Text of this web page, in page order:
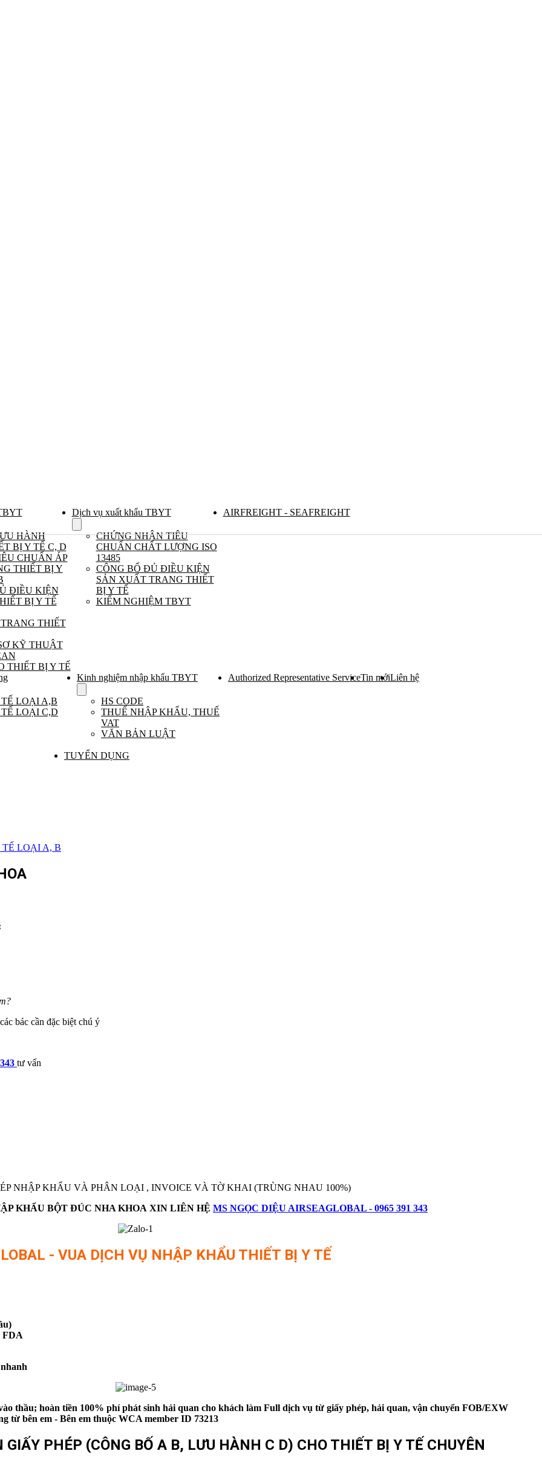
HÀNH
BỊ Y TẾ C, D
CHUẨN ÁP
THIẾT BỊ Y
ĐIỀU KIỆN
BỊ Y TẾ
THIẾT
KỸ THUẬT
THIẾT BỊ Y TẾ
Dịch vụ xuất khẩu TBYT
submenu
xuất
TBYT
CHỨNG NHẬN TIÊU
CHUẨN CHẤT LƯỢNG ISO
13485
CÔNG BỐ ĐỦ ĐIỀU KIỆN
SẢN XUẤT TRANG THIẾT
BỊ Y TẾ
KIỂM NGHIỆM TBYT
AIRFREIGHT - SEAFREIGHT
LOẠI A,B
LOẠI C,D
Kinh nghiệm nhập khẩu TBYT
submenu
Kinh
nghiệm
nhập
TBYT
HS CODE
THUẾ NHẬP KHẨU, THUẾ
VAT
VĂN BẢN LUẬT
Authorized Representative ServiceTin mớiLiên hệ
TUYỂN DỤNG
LOẠI A, B
bác cần đặc biệt chú ý
tư vấn
NHẬP KHẨU VÀ PHÂN LOẠI , INVOICE VÀ TỜ KHAI (TRÙNG NHAU 100%)
KHẨU BỘT ĐÚC NHA KHOA XIN LIÊN HỆ MS NGỌC DIỆU AIRSEAGLOBAL - 0965 391 343
- VUA DỊCH VỤ NHẬP KHẨU THIẾT BỊ Y TẾ
FDA
thầu; hoàn tiền 100% phí phát sinh hải quan cho khách làm Full dịch vụ từ giấy phép, hải quan, vận chuyển FOB/EXW
từ bên em - Bên em thuộc WCA member ID 73213
PHÉP (CÔNG BỐ A B, LƯU HÀNH C D) CHO THIẾT BỊ Y TẾ CHUYÊN